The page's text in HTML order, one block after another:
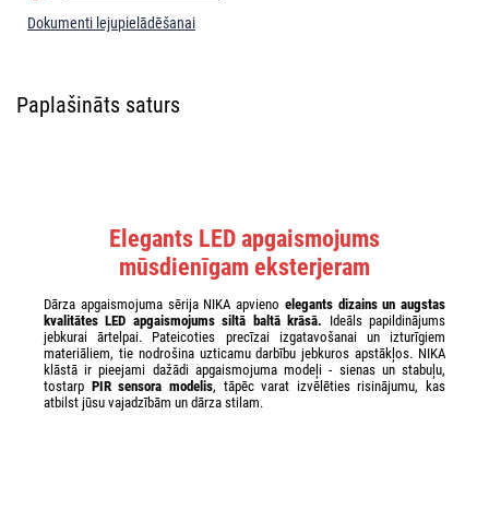
Dokumenti lejupielādēšanai
Paplašināts saturs
Elegants LED apgaismojums
mūsdienīgam eksterjeram
Dārza apgaismojuma sērija NIKA apvieno elegants dizains un augstas
kvalitātes LED apgaismojums siltā baltā krāsā. Ideāls papildinājums
jebkurai ārtelpai. Pateicoties precīzai izgatavošanai un izturīgiem
materiāliem, tie nodrošina uzticamu darbību jebkuros apstākļos. NIKA
klāstā ir pieejami dažādi apgaismojuma modeļi - sienas un stabuļu,
tostarp PIR sensora modelis, tāpēc varat izvēlēties risinājumu, kas
atbilst jūsu vajadzībām un dārza stilam.